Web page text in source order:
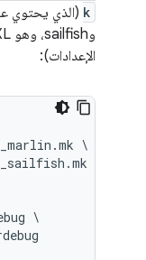
k
الإعدادات):